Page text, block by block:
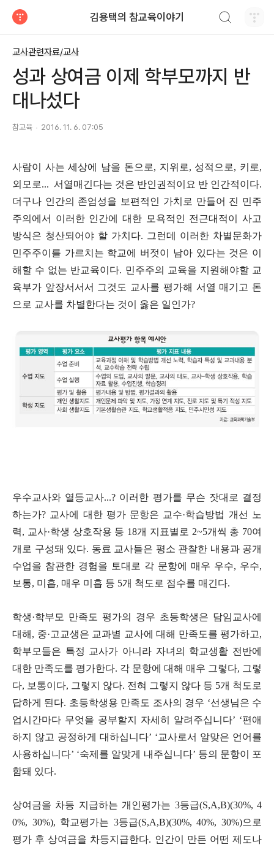
김용택의 참교육이야기
교사관련자료/교사
성과 상여금 이제 학부모까지 반
대나섰다
참교육 2016. 11. 6. 07:05
사람이 사는 세상에 남을 돈으로, 지위로, 성적으로, 키로,
외모로... 서열매긴다는 것은 반인권적이요 반 인간적이다.
더구나 인간의 존엄성을 보편적인 가치로 만들어 진 민주
주의에서 이러한 인간에 대한 모욕적인 전근대적이 사고
방식은 청산되어야 할 가치다. 그런데 이러한 차별문화가
민주주이를 가르치는 학교에 버젓이 남아 있다는 것은 이
해할 수 없는 반교육이다. 민주주의 교육을 지원해야할 교
육부가 앞장서서서 그것도 교사를 평가해 서열 매기고 돈
으로 교사를 차별한다는 것이 옳은 일인가?
우수교사와 열등교사...? 이러한 평가를 무슨 잣대로 결정
하는가? 교사에 대한 평가 문항은 교수·학습방법 개선 노
력, 교사·학생 상호작용 등 18개 지표별로 2~5개씩 총 70여
개로 구성돼 있다. 동료 교사들은 평소 관찰한 내용과 공개
수업을 참관한 경험을 토대로 각 문항에 매우 우수, 우수,
보통, 미흡, 매우 미흡 등 5개 척도로 점수를 매긴다.
학생·학부모 만족도 평가의 경우 초등학생은 담임교사에
대해, 중·고교생은 교과별 교사에 대해 만족도를 평가하고,
학부모들은 특정 교사가 아니라 자녀의 학교생활 전반에
대한 만족도를 평가한다. 각 문항에 대해 매우 그렇다, 그렇
다, 보통이다, 그렇지 않다. 전혀 그렇지 않다 등 5개 척도로
답하게 된다. 초등학생용 만족도 조사의 경우 ‘선생님은 수
업시간마다 무엇을 공부할지 자세히 알려주십니다’ ‘편애
하지 않고 공정하게 대하십니다’ ‘교사로서 알맞은 언어를
사용하십니다’ ‘숙제를 알맞게 내주십니다’ 등의 문항이 포
함돼 있다.
상여금을 차등 지급하는 개인평가는 3등급(S,A,B)(30%, 4
0%, 30%), 학교평가는 3등급(S,A,B)(30%, 40%, 30%)으로
평가 후 상여금을 차등지급한다. 인간이 만든 어떤 제도나